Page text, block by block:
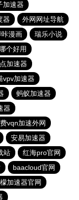
加速器
器
外网网址导航
咔漫画
瑞乐小说
个好用
加速器
vpv加速器
蚂蚁加速器
器
vqn加速外网
安易加速器
站
红海pro官网
baacloud官网
加速器官网